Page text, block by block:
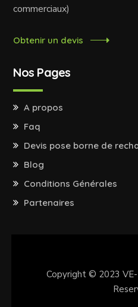
commerciaux)
Obtenir un devis
Nos Pages
A propos
Faq
Devis pose borne de
Blog
Conditions Générales
Partenaires
Copyright © 2023